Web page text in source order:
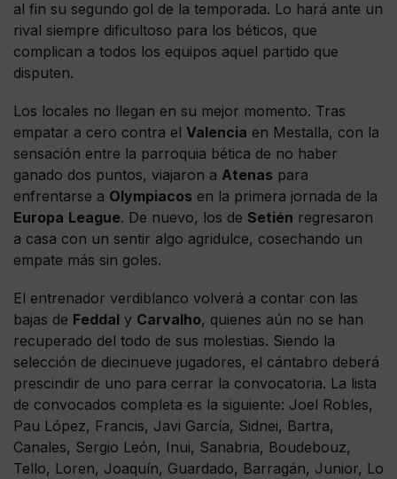
al fin su segundo gol de la temporada. Lo hará ante un
rival siempre dificultoso para los béticos, que
complican a todos los equipos aquel partido que
disputen.
Los locales no llegan en su mejor momento. Tras
empatar a cero contra el Valencia en Mestalla, con la
sensación entre la parroquia bética de no haber
ganado dos puntos, viajaron a Atenas para
enfrentarse a Olympiacos en la primera jornada de la
Europa League. De nuevo, los de Setién regresaron
a casa con un sentir algo agridulce, cosechando un
empate más sin goles.
El entrenador verdiblanco volverá a contar con las
bajas de Feddal y Carvalho, quienes aún no se han
recuperado del todo de sus molestias. Siendo la
selección de diecinueve jugadores, el cántabro deberá
prescindir de uno para cerrar la convocatoria. La lista
de convocados completa es la siguiente: Joel Robles,
Pau López, Francis, Javi García, Sidnei, Bartra,
Canales, Sergio León, Inui, Sanabria, Boudebouz,
Tello, Loren, Joaquín, Guardado, Barragán, Junior, Lo